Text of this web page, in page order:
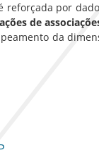
reforçada por
de
da